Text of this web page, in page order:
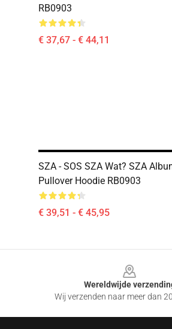
RB0903
€ 37,67 - € 44,11
SZA - SOS SZA Wat? SZA
Pullover Hoodie RB0903
€ 39,51 - € 45,95
Wereldwijde
Wij verzenden naar meer dan